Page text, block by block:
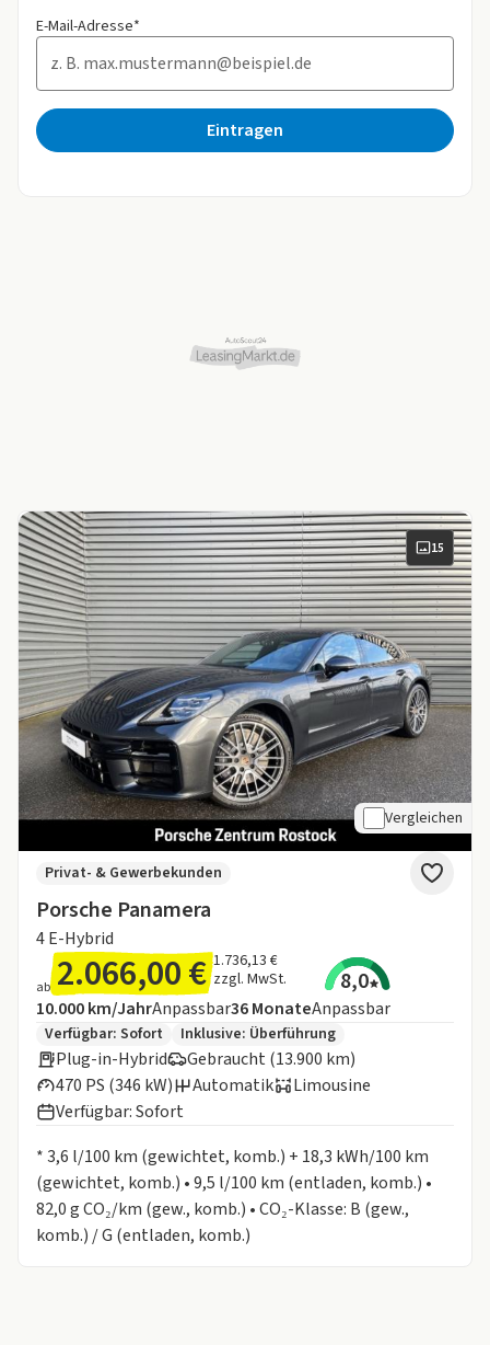
E-Mail-Adresse*
Eintragen
15
Vergleichen
Porsche Panamera
4 E-Hybrid
Privat- & Gewerbekunden
ab 2.066,00 € 1.736,13 €
zzgl. MwSt.
8,0
Angebotsdetails:
Inklusive Laufleistung
10.000 km/JahrAnpassbarLaufzeit
36MonateAnpassbar
Zusätzliche Fahrzeuginformationen:
Verfügbar: Sofort Inklusive: Überführung
Plug-in-Hybrid
Gebraucht (13.900 km)
470 PS (346 kW)
Automatik
Limousine
Verfügbar: Sofort
* 3,6 l/100 km (gewichtet, komb.) + 18,3 kWh/100 km
(gewichtet, komb.) • 9,5 l/100 km (entladen, komb.) •
82,0 g CO₂/km (gew., komb.) • CO₂-Klasse: B (gew.,
komb.) / G (entladen, komb.)